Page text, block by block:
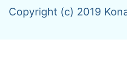
Copyright (c) 2019